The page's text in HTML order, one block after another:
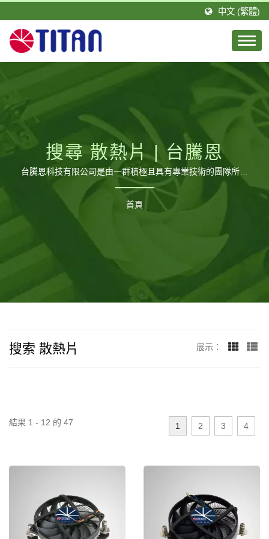
中文 (繁體)
搜尋 散熱片 | 台騰恩
台騰恩科技有限公司是由一群積極且具有專業技術的團隊所組
成。TITAN的總公司設立於台灣，分公司則設立於德國，並在
大陸廣東省擁有1間工廠，佔地約20,000平方公尺以及約460
位員工，每月可生產120萬個風扇。
首頁
搜索 散熱片 展示：
結果 1 - 12 的 47 1 2 3 4